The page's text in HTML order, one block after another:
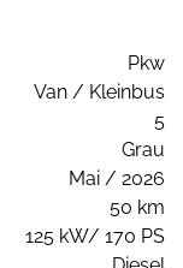
Pkw
Van / Kleinbus
5
Grau
Mai / 2026
50 km
125 kW/ 170 PS